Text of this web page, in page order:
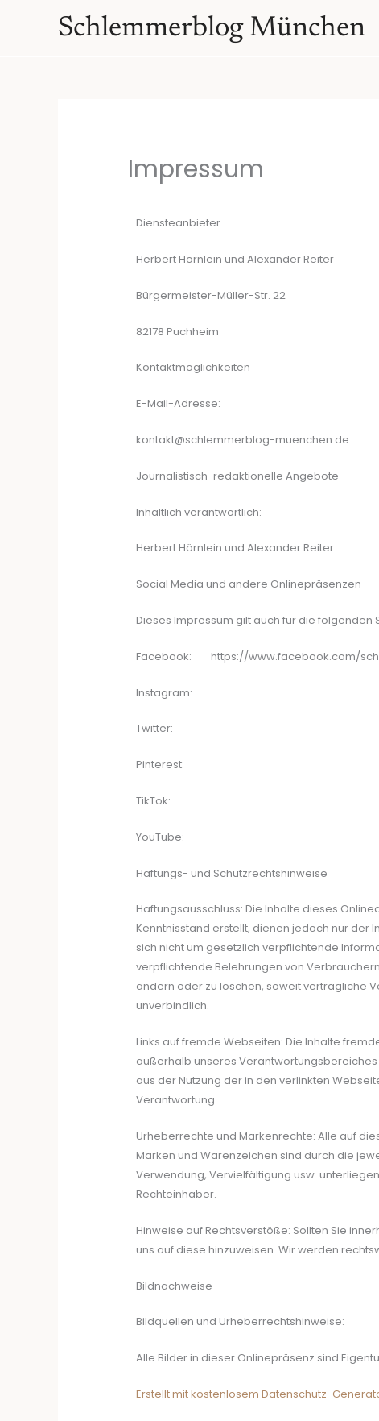
Schlemmerblog München
Impressum
Diensteanbieter
Herbert Hörnlein und Alexander Reiter
Bürgermeister-Müller-Str. 22
82178 Puchheim
Kontaktmöglichkeiten
E-Mail-Adresse:
kontakt@schlemmerblog-muenchen.de
Journalistisch-redaktionelle Angebote
Inhaltlich verantwortlich:
Herbert Hörnlein und Alexander Reiter
Social Media und andere Onlinepräsenzen
Dieses Impressum gilt auch für die
Facebook: https://www.facebook.com/
Instagram:
Twitter:
Pinterest:
TikTok:
YouTube:
Haftungs- und Schutzrechtshinweise
Haftungsausschluss: Die Inhalte dieses
Kenntnisstand erstellt, dienen jedoch nur der
sich nicht um gesetzlich verpflichtende
verpflichtende Belehrungen von
ändern oder zu löschen, soweit vertragliche
unverbindlich.
Links auf fremde Webseiten: Die Inhalte
außerhalb unseres Verantwortungsbereiches
aus der Nutzung der in den verlinkten
Verantwortung.
Urheberrechte und Markenrechte: Alle auf
Marken und Warenzeichen sind durch die
Verwendung, Vervielfältigung usw.
Rechteinhaber.
Hinweise auf Rechtsverstöße: Sollten Sie
uns auf diese hinzuweisen. Wir werden
Bildnachweise
Bildquellen und Urheberrechtshinweise:
Alle Bilder in dieser Onlinepräsenz sind
Erstellt mit kostenlosem Datenschutz-